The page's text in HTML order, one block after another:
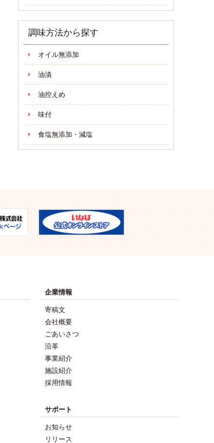
調味方法から探す
オイル無添加
油漬
油控えめ
味付
食塩無添加・減塩
企業情報
寄稿文
会社概要
ごあいさつ
沿革
事業紹介
施設紹介
採用情報
サポート
お知らせ
リリース